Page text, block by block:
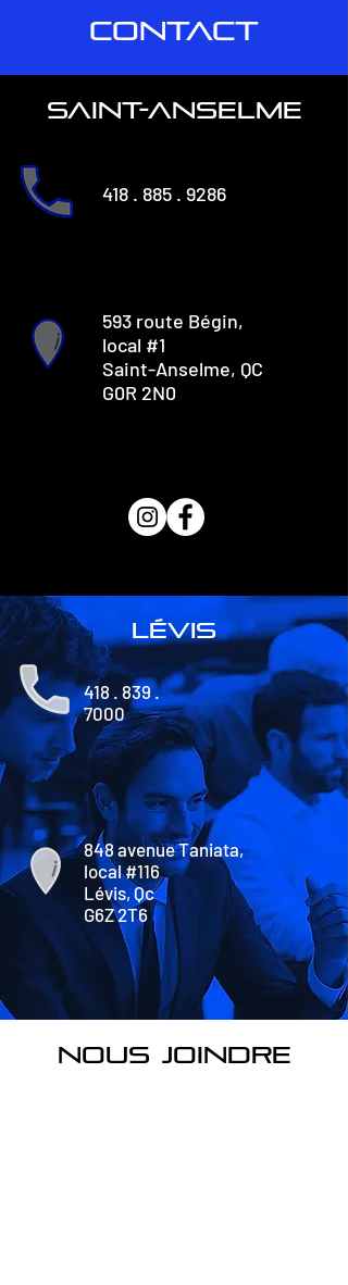
CONTACT
saint-anselme
418 . 885 . 9286
593 route Bégin,
local #1
Saint-Anselme, QC
G0R 2N0
lévis
418 . 839 .
7000
848 avenue Taniata,
local #116
Lévis, Qc
G6Z 2T6
nous joindre